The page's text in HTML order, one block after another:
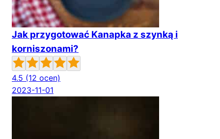
Jak przygotować Kanapka z szynką i
korniszonami?
4.5 (12 ocen)
2023-11-01